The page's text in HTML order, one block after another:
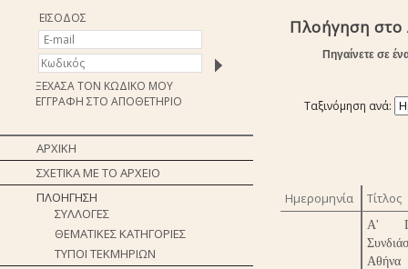
ΕΙΣΟΔΟΣ
ΞΕΧΑΣΑ ΤΟΝ ΚΩΔΙΚΟ ΜΟΥ
ΕΓΓΡΑΦΗ ΣΤΟ ΑΠΟΘΕΤΗΡΙΟ
ΑΡΧΙΚΗ
ΣΧΕΤΙΚΑ ΜΕ ΤΟ ΑΡΧΕΙΟ
ΠΛΟΗΓΗΣΗ
ΣΥΛΛΟΓΕΣ
ΘΕΜΑΤΙΚΕΣ ΚΑΤΗΓΟΡΙΕΣ
ΤΥΠΟΙ ΤΕΚΜΗΡΙΩΝ
Πλοήγηση
Πηγαίνετε σε
Ταξινόμηση ανά:
Ημερομηνία Τίτλος
Α'